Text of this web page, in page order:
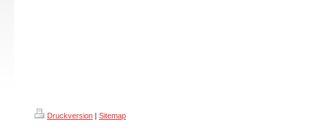
Druckversion | Sitemap